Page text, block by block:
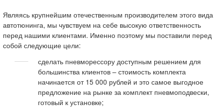
Являясь крупнейшим отечественным производителем этого вида
автотюнинга, мы чувствуем на себе высокую ответственность
перед нашими клиентами. Именно поэтому мы поставили перед
собой следующие цели:
сделать пневморессору доступным решением для
большинства клиентов – стоимость комплекта
начинается от 15 000 рублей и это самое выгодное
предложение на рынке за комплект пневмоподвески,
готовый к установке;